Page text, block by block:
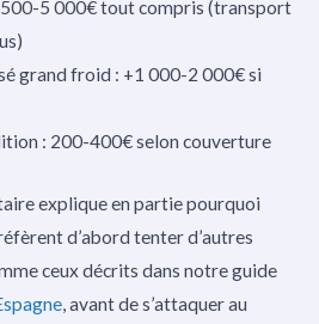
5 000€ tout compris (transport
grand froid : +1 000-2 000€ si
: 200-400€ selon couverture
explique en partie pourquoi
d’abord tenter d’autres
ceux décrits dans notre guide
, avant de s’attaquer au